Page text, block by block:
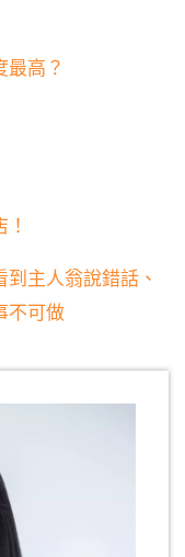
最高？
主人翁說錯話、
不可做